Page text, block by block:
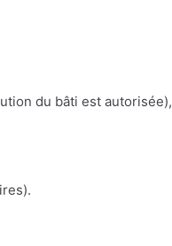
du bâti est autorisée),